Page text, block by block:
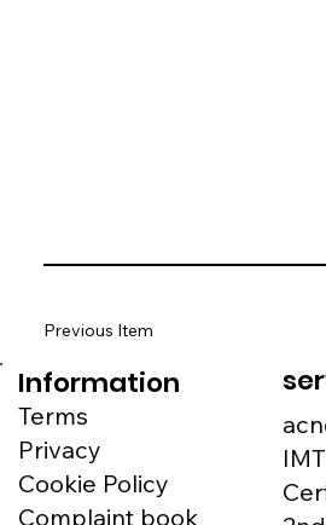
Previous Item
Information
Terms
Privacy
Cookie Policy
Complaint book